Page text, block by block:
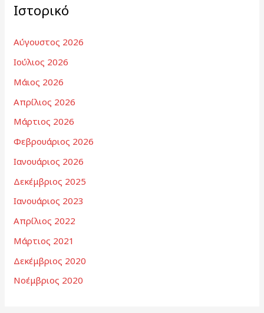
Ιστορικό
Αύγουστος 2026
Ιούλιος 2026
Μάιος 2026
Απρίλιος 2026
Μάρτιος 2026
Φεβρουάριος 2026
Ιανουάριος 2026
Δεκέμβριος 2025
Ιανουάριος 2023
Απρίλιος 2022
Μάρτιος 2021
Δεκέμβριος 2020
Νοέμβριος 2020